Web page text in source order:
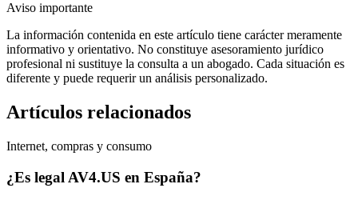
Aviso importante
La información contenida en este artículo tiene carácter meramente
informativo y orientativo. No constituye asesoramiento jurídico
profesional ni sustituye la consulta a un abogado. Cada situación es
diferente y puede requerir un análisis personalizado.
Artículos relacionados
Internet, compras y consumo
¿Es legal AV4.US en España?